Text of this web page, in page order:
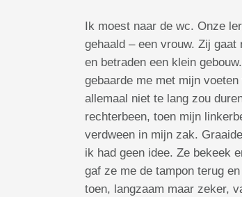
Ik moest naar de wc. Onze
gehaald – een vrouw. Zij
en betraden een klein
gebaarde me met mijn
allemaal niet te lang zou
rechterbeen, toen mijn
verdween in mijn zak.
ik had geen idee. Ze bekeek
gaf ze me de tampon terug
toen, langzaam maar zeker,